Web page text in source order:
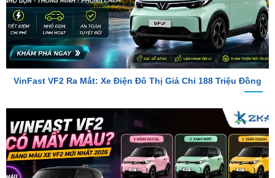
VinFast VF2 Ra Mắt: Xe Điện Đô Thị Giá Chỉ 188 Triệu Đồng